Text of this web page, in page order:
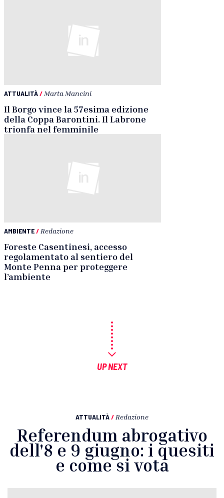
ATTUALITÀ/ Marta Mancini
Il Borgo vince la 57esima edizione
della Coppa Barontini. Il Labrone
trionfa nel femminile
AMBIENTE/ Redazione
Foreste Casentinesi, accesso
regolamentato al sentiero del
Monte Penna per proteggere
l’ambiente
UP NEXT
ATTUALITÀ/ Redazione
Referendum abrogativo
dell'8 e 9 giugno: i quesiti
e come si vota